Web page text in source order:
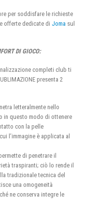
per soddisfare le richieste
offerte dedicate di Joma sul
DI GIOCO:
completi club ti
presenta 2
letteralmente nello
in questo modo di ottenere
con la pelle
l’immagine è applicata al
di penetrare il
traspiranti; ciò lo rende il
tradizionale tecnica del
una omogeneità
ne conserva integre le